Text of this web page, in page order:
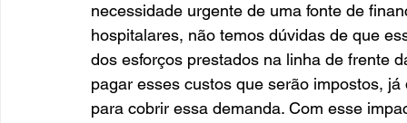
necessidade urgente de uma fonte de
hospitalares, não temos dúvidas de que
dos esforços prestados na linha de frente
pagar esses custos que serão impostos,
para cobrir essa demanda. Com esse